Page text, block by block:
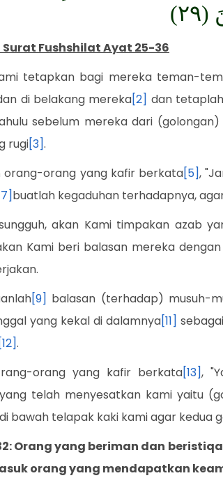
Fushshilat Ayat 25-36
tetapkan bagi mereka teman-
di belakang mereka[2] dan
sebelum mereka dari
rugi[3].
orang-orang yang kafir berkata[5],
buatlah kegaduhan terhadapnya,
akan Kami timpakan azab
Kami beri balasan mereka
[9] balasan (terhadap) musuh-
yang kekal di dalamnya[11]
[12].
orang yang kafir berkata[13],
telah menyesatkan kami yaitu
bawah telapak kaki kami agar kedua
Orang yang beriman dan
orang yang mendapatkan